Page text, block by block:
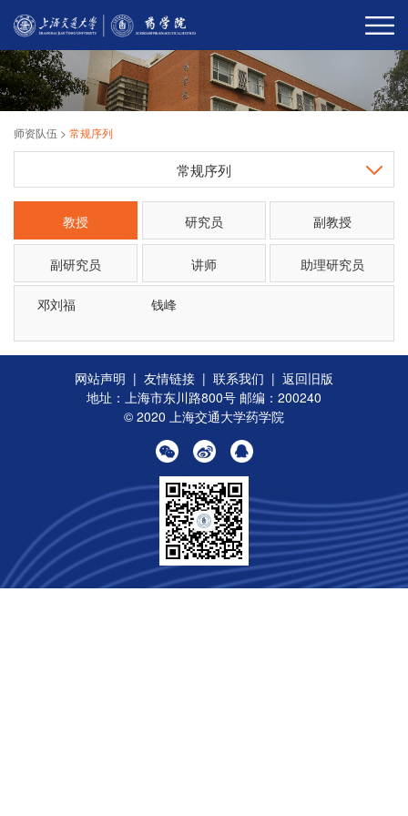
师资队伍 > 常规序列
常规序列
教授 研究员 副教授
副研究员 讲师 助理研究员
邓刘福 钱峰
网站声明 | 友情链接 | 联系我们 | 返回旧版
地址：上海市东川路800号 邮编：200240
© 2020 上海交通大学药学院